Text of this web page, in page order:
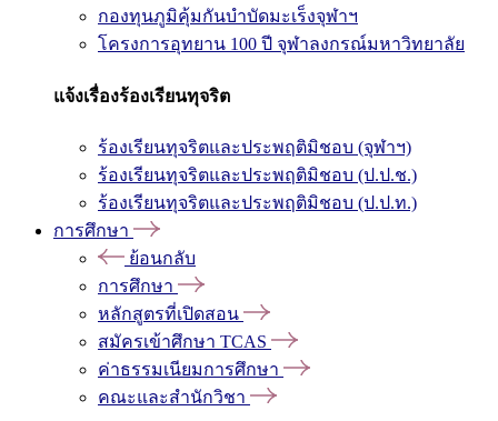
กองทุนภูมิคุ้มกันบำบัดมะเร็งจุฬาฯ
โครงการอุทยาน 100 ปี จุฬาลงกรณ์มหาวิทยาลัย
แจ้งเรื่องร้องเรียนทุจริต
ร้องเรียนทุจริตและประพฤติมิชอบ (จุฬาฯ)
ร้องเรียนทุจริตและประพฤติมิชอบ (ป.ป.ช.)
ร้องเรียนทุจริตและประพฤติมิชอบ (ป.ป.ท.)
การศึกษา
ย้อนกลับ
การศึกษา
หลักสูตรที่เปิดสอน
สมัครเข้าศึกษา TCAS
ค่าธรรมเนียมการศึกษา
คณะและสำนักวิชา